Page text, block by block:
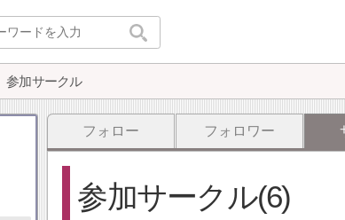
参加サークル
フォロー フォロワー
参加サークル(6)